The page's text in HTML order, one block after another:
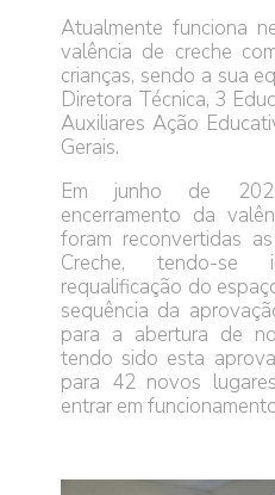
Atualmente funciona
valência de creche
crianças, sendo a sua
Diretora Técnica, 3
Auxiliares Ação
Gerais.
Em junho de
encerramento da
foram reconvertidas
Creche, tendo-se
requalificação do
sequência da
para a abertura de
tendo sido esta
para 42 novos
entrar em